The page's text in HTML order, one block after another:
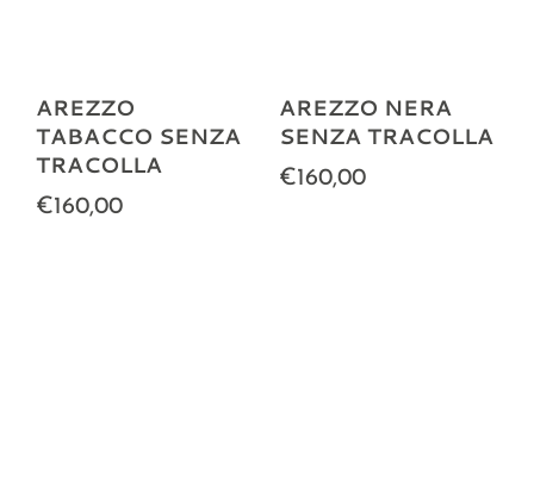
AREZZO
TABACCO SENZA
TRACOLLA
€160,00
AREZZO NERA
SENZA TRACOLLA
€160,00